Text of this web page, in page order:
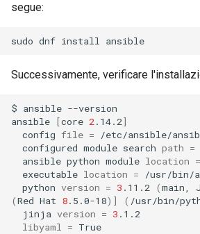
segue:
sudo dnf install
Successivamente, verificare
$ ansible --version
ansible [core 2 .14.2]
config file =
configured module search path =
ansible python module location =
executable location =
python version = 3 .11.2 (main,
(Red Hat 8.5.0-18)] ( /usr/bin/
jinja version = 3
libyaml
= True